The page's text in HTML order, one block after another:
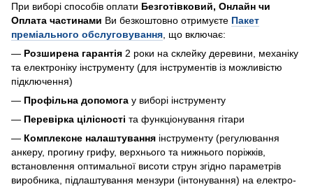
При виборі способів оплати Безготівковий, Онлайн чи
Оплата частинами Ви безкоштовно отримуєте Пакет
преміального обслуговування , що включає:
— Розширена гарантія 2 роки на склейку деревини, механіку
та електроніку інструменту (для інструментів із можливістю
підключення)
— Профільна допомога у виборі інструменту
— Перевірка цілісності та функціонування гітари
— Комплексне налаштування інструменту (регулювання
анкеру, прогину грифу, верхнього та нижнього поріжків,
встановлення оптимальної висоти струн згідно параметрів
виробника, підлаштування мензури (інтонування) на електро-